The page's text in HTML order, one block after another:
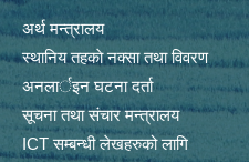
अर्थ मन्त्रालय
स्थानिय तहकाे नक्सा तथा विवरण
अनलार्इन घटना दर्ता
सूचना तथा संचार मन्त्रालय
ICT सम्बन्धी लेखहरुको लागि